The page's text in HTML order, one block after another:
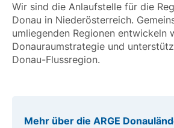
Wir sind die Anlaufstelle für die
Donau in Niederösterreich.
umliegenden Regionen entwickeln
Donauraumstrategie und
Donau-Flussregion.
Mehr über die ARGE